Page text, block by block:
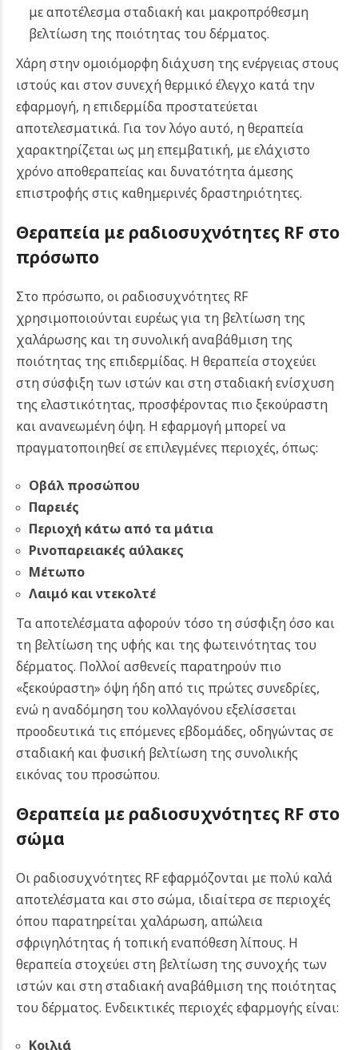
με αποτέλεσμα σταδιακή και μακροπρόθεσμη
βελτίωση της ποιότητας του δέρματος.
Χάρη στην ομοιόμορφη διάχυση της ενέργειας στους
ιστούς και στον συνεχή θερμικό έλεγχο κατά την
εφαρμογή, η επιδερμίδα προστατεύεται
αποτελεσματικά. Για τον λόγο αυτό, η θεραπεία
χαρακτηρίζεται ως μη επεμβατική, με ελάχιστο
χρόνο αποθεραπείας και δυνατότητα άμεσης
επιστροφής στις καθημερινές δραστηριότητες.
Θεραπεία με ραδιοσυχνότητες RF στο
πρόσωπο
Στο πρόσωπο, οι ραδιοσυχνότητες RF
χρησιμοποιούνται ευρέως για τη βελτίωση της
χαλάρωσης και τη συνολική αναβάθμιση της
ποιότητας της επιδερμίδας. Η θεραπεία στοχεύει
στη σύσφιξη των ιστών και στη σταδιακή ενίσχυση
της ελαστικότητας, προσφέροντας πιο ξεκούραστη
και ανανεωμένη όψη. Η εφαρμογή μπορεί να
πραγματοποιηθεί σε επιλεγμένες περιοχές, όπως:
Οβάλ προσώπου
Παρειές
Περιοχή κάτω από τα μάτια
Ρινοπαρειακές αύλακες
Μέτωπο
Λαιμό και ντεκολτέ
Τα αποτελέσματα αφορούν τόσο τη σύσφιξη όσο και
τη βελτίωση της υφής και της φωτεινότητας του
δέρματος. Πολλοί ασθενείς παρατηρούν πιο
«ξεκούραστη» όψη ήδη από τις πρώτες συνεδρίες,
ενώ η αναδόμηση του κολλαγόνου εξελίσσεται
προοδευτικά τις επόμενες εβδομάδες, οδηγώντας σε
σταδιακή και φυσική βελτίωση της συνολικής
εικόνας του προσώπου.
Θεραπεία με ραδιοσυχνότητες RF στο
σώμα
Οι ραδιοσυχνότητες RF εφαρμόζονται με πολύ καλά
αποτελέσματα και στο σώμα, ιδιαίτερα σε περιοχές
όπου παρατηρείται χαλάρωση, απώλεια
σφριγηλότητας ή τοπική εναπόθεση λίπους. Η
θεραπεία στοχεύει στη βελτίωση της συνοχής των
ιστών και στη σταδιακή αναβάθμιση της ποιότητας
του δέρματος. Ενδεικτικές περιοχές εφαρμογής είναι:
Κοιλιά